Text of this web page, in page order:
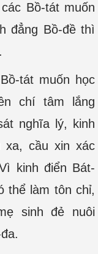
Bồ-tát muốn
đẳng Bồ-đề thì
tát muốn học
chí tâm lắng
nghĩa lý, kinh
xa, cầu xin xác
kinh điển Bát-
thể làm tôn chỉ,
sinh đẻ nuôi